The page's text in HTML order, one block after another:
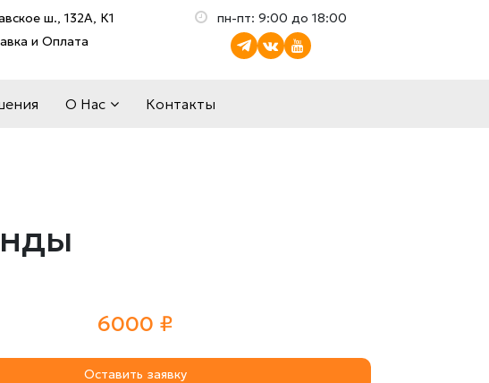
ш., 132А, К1
и Оплата
пн-пт: 9:00 до 18:00
О Нас Контакты
6000 ₽
Оставить заявку